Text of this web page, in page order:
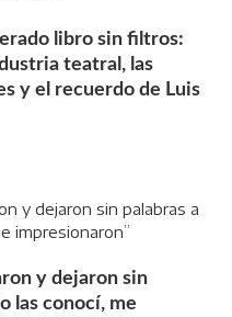
libro sin filtros:
teatral, las
y el recuerdo de Luis
y dejaron sin
las conocí, me